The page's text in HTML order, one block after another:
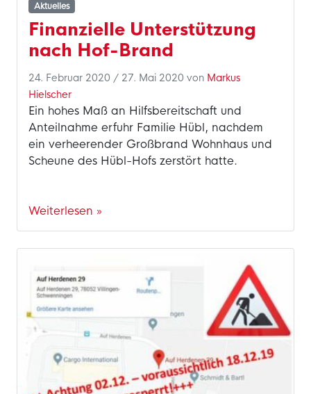
Aktuelles
Finanzielle Unterstützung
nach Hof-Brand
24. Februar 2020 / 27. Mai 2020 von Markus
Hielscher
Ein hohes Maß an Hilfsbereitschaft und
Anteilnahme erfuhr Familie Hübl, nachdem
ein verheerender Großbrand Wohnhaus und
Scheune des Hübl-Hofs zerstört hatte.
Weiterlesen »